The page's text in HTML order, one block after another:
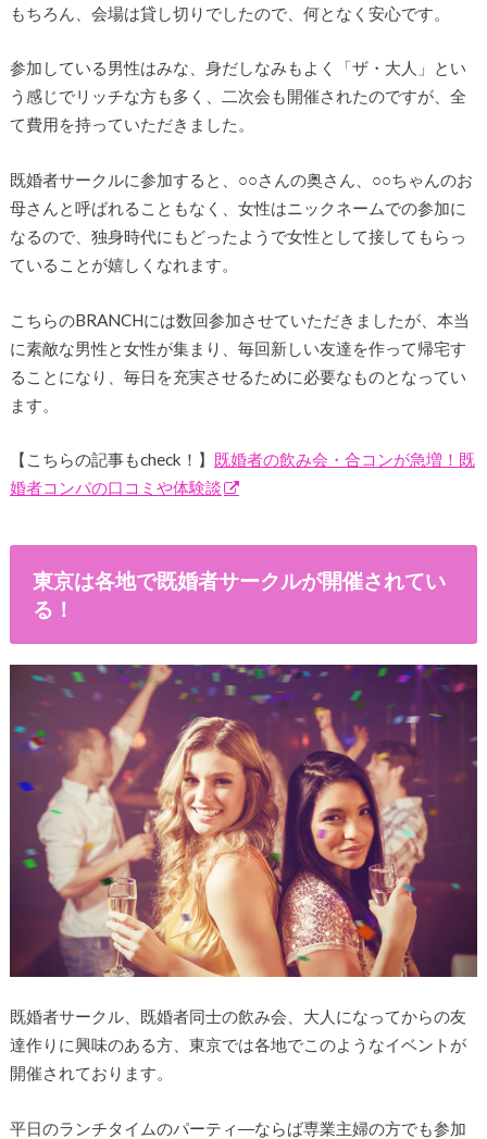
もちろん、会場は貸し切りでしたので、何となく安心です。
参加している男性はみな、身だしなみもよく「ザ・大人」とい
う感じでリッチな方も多く、二次会も開催されたのですが、全
て費用を持っていただきました。
既婚者サークルに参加すると、○○さんの奥さん、○○ちゃんのお
母さんと呼ばれることもなく、女性はニックネームでの参加に
なるので、独身時代にもどったようで女性として接してもらっ
ていることが嬉しくなれます。
こちらのBRANCHには数回参加させていただきましたが、本当
に素敵な男性と女性が集まり、毎回新しい友達を作って帰宅す
ることになり、毎日を充実させるために必要なものとなってい
ます。
【こちらの記事もcheck！】 既婚者の飲み会・合コンが急増！既
婚者コンパの口コミや体験談
東京は各地で既婚者サークルが開催されてい
る！
既婚者サークル、既婚者同士の飲み会、大人になってからの友
達作りに興味のある方、東京では各地でこのようなイベントが
開催されております。
平日のランチタイムのパーティ―ならば専業主婦の方でも参加